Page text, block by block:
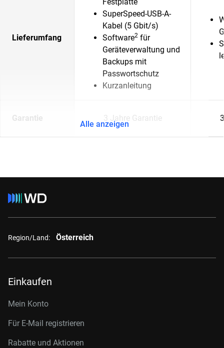
Lieferumfang
SuperSpeed-USB-A-
Kabel (5 Gbit/s)
Software2 für
Geräteverwaltung und
Backups mit
Passwortschutz
Kurzanleitung
Garantie 3 Jahre Garantie
Alle anzeigen
Region/Land: Österreich
Einkaufen
Mein Konto
Für E-Mail registrieren
Rabatte und Aktionen